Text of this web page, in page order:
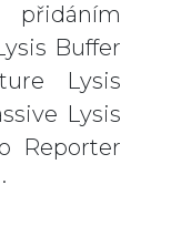
Buffer
Lysis
Lysis
Reporter
·